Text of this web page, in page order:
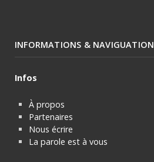
INFORMATIONS & NAVIGUATION
Infos
À propos
Partenaires
Nous écrire
La parole est à vous